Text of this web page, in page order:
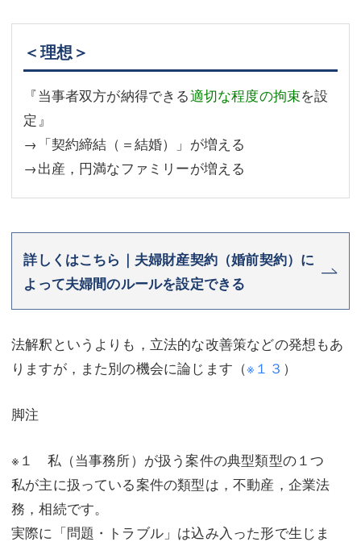
＜理想＞
『当事者双方が納得できる適切な程度の拘束を設
定』
→「契約締結（＝結婚）」が増える
→出産，円満なファミリーが増える
詳しくはこちら｜夫婦財産契約（婚前契約）に
よって夫婦間のルールを設定できる
法解釈というよりも，立法的な改善策などの発想もあ
りますが，また別の機会に論じます（※１３ ）
脚注
※１ 私（当事務所）が扱う案件の典型類型の１つ
私が主に扱っている案件の類型は，不動産，企業法
務，相続です。
実際に「問題・トラブル」は込み入った形で生じま